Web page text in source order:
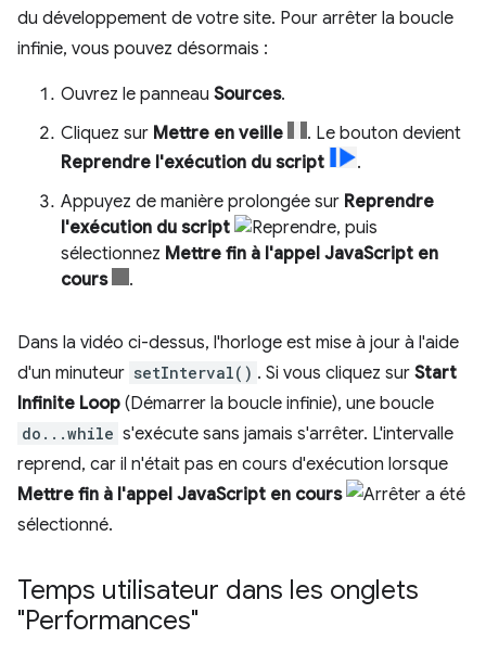
du développement de votre site. Pour arrêter la boucle
infinie, vous pouvez désormais :
Ouvrez le panneau Sources.
Cliquez sur Mettre en veille
. Le bouton devient
Reprendre l'exécution du script
.
Appuyez de manière prolongée sur Reprendre
l'exécution du script
, puis
sélectionnez Mettre fin à l'appel JavaScript en
cours
.
Dans la vidéo ci-dessus, l'horloge est mise à jour à l'aide
d'un minuteur setInterval() . Si vous cliquez sur Start
Infinite Loop (Démarrer la boucle infinie), une boucle
do...while s'exécute sans jamais s'arrêter. L'intervalle
reprend, car il n'était pas en cours d'exécution lorsque
Mettre fin à l'appel JavaScript en cours
a été
sélectionné.
Temps utilisateur dans les onglets
"Performances"